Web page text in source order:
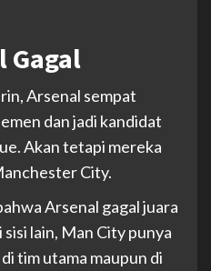
Gagal
Arsenal sempat
dan jadi kandidat
Akan tetapi mereka
City.
Arsenal gagal juara
lain, Man City punya
tim utama maupun di